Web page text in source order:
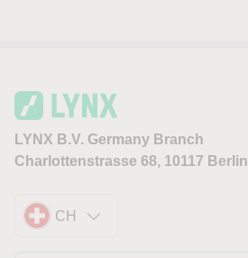
LYNX B.V. Germany Branch
Charlottenstrasse 68, 10117 Berlin
CH